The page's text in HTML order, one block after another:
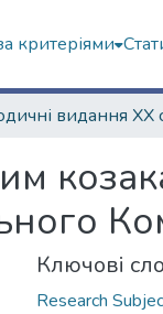
критеріями
видання ХХ
Ключові
Research